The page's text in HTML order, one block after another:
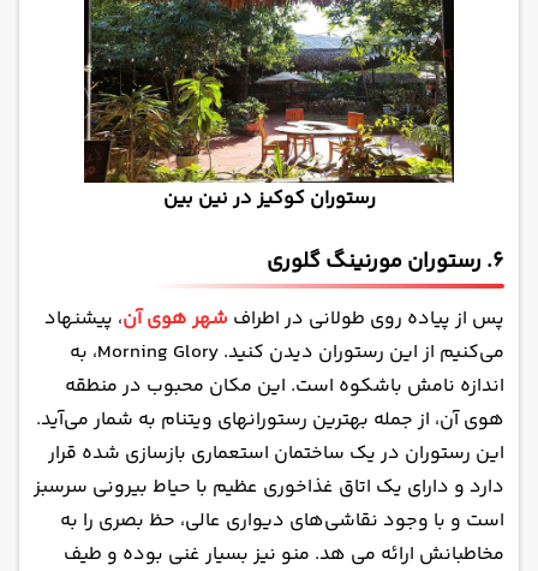
رستوران کوکیز در نین بین
6. رستوران مورنینگ گلوری
پس از پیاده روی طولانی در اطراف شهر هوی آن، پیشنهاد
می‌کنیم از این رستوران دیدن کنید. Morning Glory، به
اندازه نامش باشکوه است. این مکان محبوب در منطقه
هوی آن، از جمله بهترین رستورانهای ویتنام به شمار می‌آید.
این رستوران در یک ساختمان استعماری بازسازی شده قرار
دارد و دارای یک اتاق غذاخوری عظیم با حیاط بیرونی سرسبز
است و با وجود نقاشی‌های دیواری عالی، حظ بصری را به
مخاطبانش ارائه می ‌هد. منو نیز بسیار غنی بوده و طیف